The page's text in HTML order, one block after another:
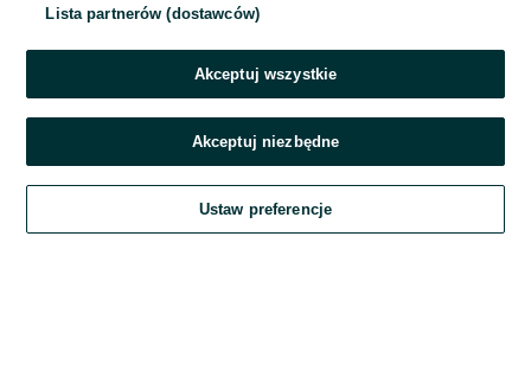
Zadzwoń / SMS
Szukaj Obserwujesz Dodaj Czat Konto
Lista partnerów (dostawców)
Akceptuj wszystkie
Akceptuj niezbędne
Ustaw preferencje